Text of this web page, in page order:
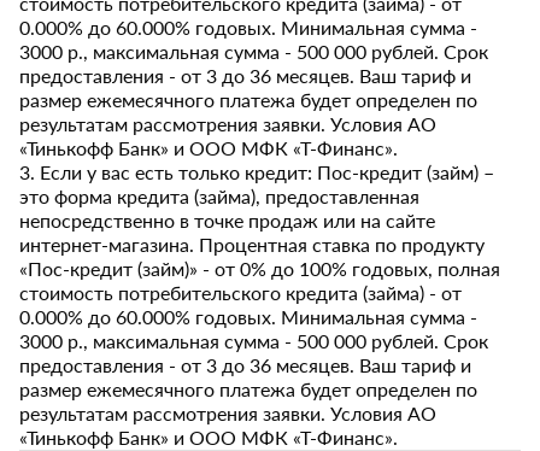
0.000% до 60.000% годовых. Минимальная сумма -
3000 р., максимальная сумма - 500 000 рублей. Срок
предоставления - от 3 до 36 месяцев. Ваш тариф и
размер ежемесячного платежа будет определен по
результатам рассмотрения заявки. Условия АО
«Тинькофф Банк» и ООО МФК «Т-Финанс».
3. Если у вас есть только кредит: Пос-кредит (займ) –
это форма кредита (займа), предоставленная
непосредственно в точке продаж или на сайте
интернет-магазина. Процентная ставка по продукту
«Пос-кредит (займ)» - от 0% до 100% годовых, полная
стоимость потребительского кредита (займа) - от
0.000% до 60.000% годовых. Минимальная сумма -
3000 р., максимальная сумма - 500 000 рублей. Срок
предоставления - от 3 до 36 месяцев. Ваш тариф и
размер ежемесячного платежа будет определен по
результатам рассмотрения заявки. Условия АО
«Тинькофф Банк» и ООО МФК «Т-Финанс».